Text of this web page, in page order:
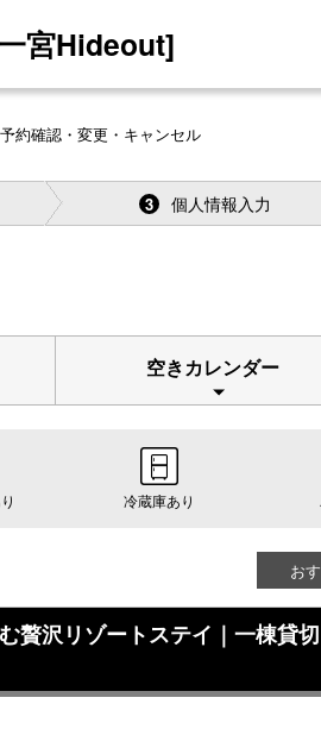
宮Hideout]
予約確認・変更・キャンセル
3 個人情報入力
空きカレンダー
冷蔵庫あり
お
贅沢リゾートステイ｜一棟貸